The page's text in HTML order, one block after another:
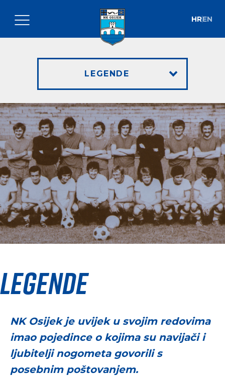
HREN
LEGENDE
Legende
NK Osijek je uvijek u svojim redovima
imao pojedince o kojima su navijači i
ljubitelji nogometa govorili s
posebnim poštovanjem.